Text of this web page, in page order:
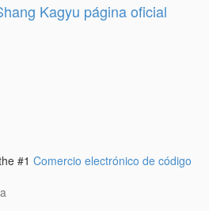
Kagyu página oficial
#1 Comercio electrónico de código